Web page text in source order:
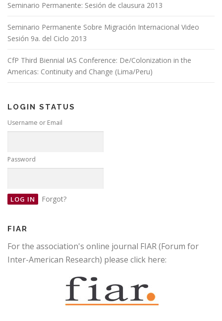
Seminario Permanente: Sesión de clausura 2013
Seminario Permanente Sobre Migración Internacional Video
Sesión 9a. del Ciclo 2013
CfP Third Biennial IAS Conference: De/Colonization in the
Americas: Continuity and Change (Lima/Peru)
LOGIN STATUS
Username or Email
Password
Forgot?
FIAR
For the association's online journal FIAR (Forum for
Inter-American Research) please click here: